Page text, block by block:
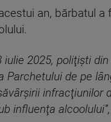
an, bărbatul
iulie 2025, poliţişti
Parchetului de pe
infracţiunilor
influenţa alcoolului”,